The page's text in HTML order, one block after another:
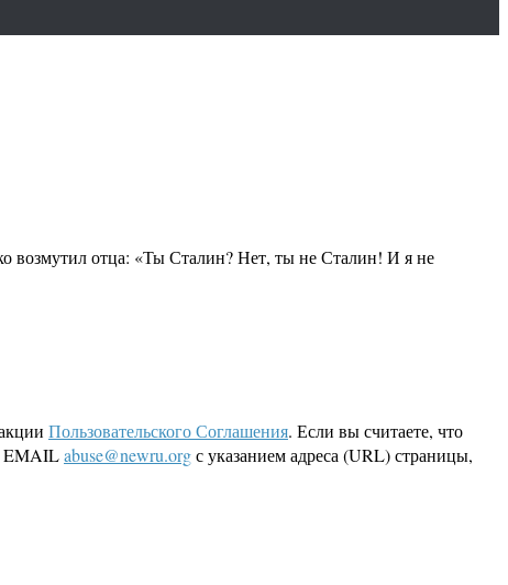
возмутил отца: «Ты Сталин? Нет, ты не Сталин! И я не
Пользовательского Соглашения. Если вы считаете, что
EMAILabuse@newru.orgс указанием адреса (URL) страницы,